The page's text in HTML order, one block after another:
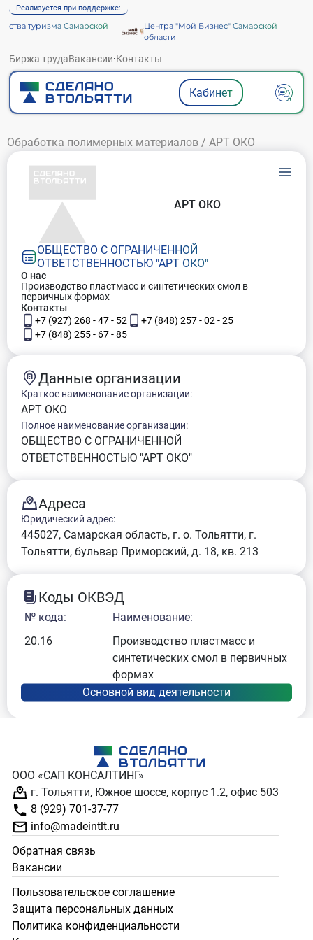
Реализуется при поддержке:
туризма Самарской
Центра "Мой Бизнес" Самарской
области
Биржа трудаВакансии·Контакты
Кабинет
Обработка полимерных материалов / АРТ ОКО
ОБЩЕСТВО С ОГРАНИЧЕННОЙ
ОТВЕТСТВЕННОСТЬЮ "АРТ ОКО"
АРТ ОКО
О нас
Производство пластмасс и синтетических смол в
первичных формах
Контакты
+7 (927) 268 - 47 - 52
+7 (848) 257 - 02 - 25
+7 (848) 255 - 67 - 85
Данные организации
Краткое наименование организации:
АРТ ОКО
Полное наименование организации:
ОБЩЕСТВО С ОГРАНИЧЕННОЙ
ОТВЕТСТВЕННОСТЬЮ "АРТ ОКО"
Адреса
Юридический адрес:
445027, Самарская область, г. о. Тольятти, г.
Тольятти, бульвар Приморский, д. 18, кв. 213
Коды ОКВЭД
№ кода:
Наименование:
20.16
Производство пластмасс и
синтетических смол в первичных
формах
ООО «САП КОНСАЛТИНГ»
г. Тольятти, Южное шоссе, корпус 1.2, офис 503
8 (929) 701-37-77
info@madeintlt.ru
Обратная связь
Вакансии
Пользовательское соглашение
Защита персональных данных
Политика конфиденциальности